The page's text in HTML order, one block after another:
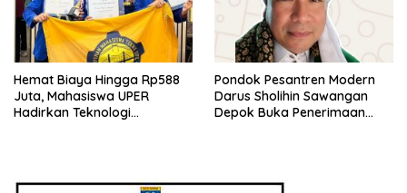
Hemat Biaya Hingga Rp588
Juta, Mahasiswa UPER
Hadirkan Teknologi
Pondok Pesantren Modern
Darus Sholihin Sawangan
Depok Buka Penerimaan